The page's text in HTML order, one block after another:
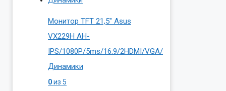
Монитор TFT 21,5″ Asus
VX229H AH-
IPS/1080P/5ms/16:9/2HDMI/VGA/
Динамики
0из 5